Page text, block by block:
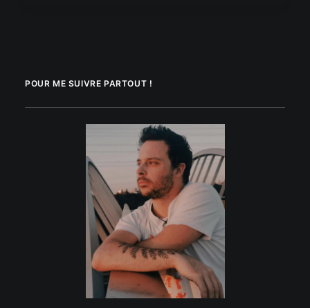
POUR ME SUIVRE PARTOUT !